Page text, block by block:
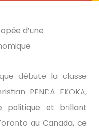
débute la classe
PENDA EKOKA,
politique et brillant
au Canada, ce